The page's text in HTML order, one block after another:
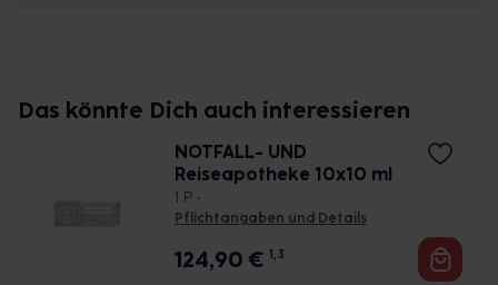
Das könnte Dich auch interessieren
NOTFALL- UND
Reiseapotheke 10x10 ml
1 P •
Pflichtangaben und Details
124,90 € 1, 3